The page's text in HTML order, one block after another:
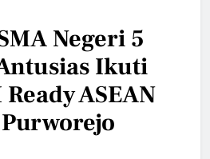
Negeri 5
Ikuti
ASEAN